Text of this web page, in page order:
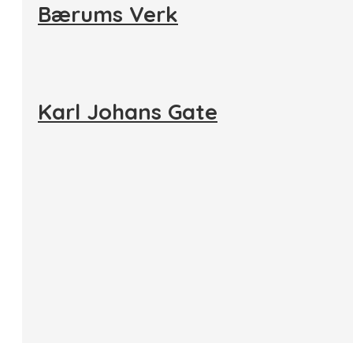
Bærums Verk
Karl Johans Gate